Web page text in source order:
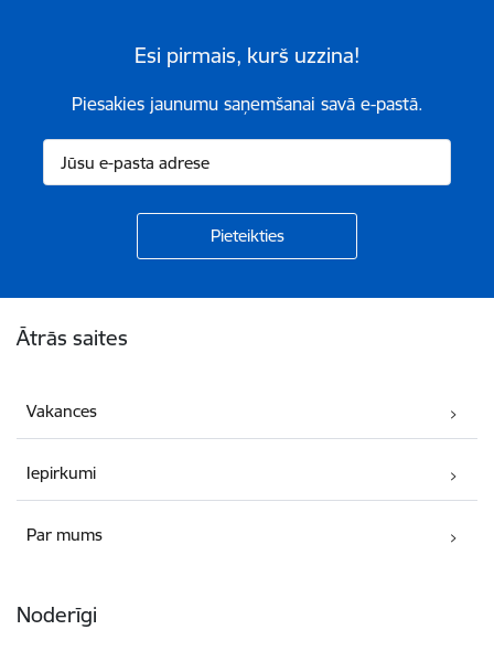
Esi pirmais, kurš uzzina!
Piesakies jaunumu saņemšanai savā e-pastā.
Ātrās saites
Vakances
Iepirkumi
Par mums
Noderīgi